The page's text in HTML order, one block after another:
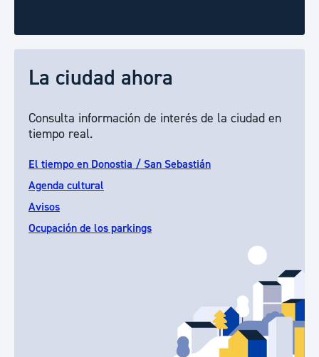
La ciudad ahora
Consulta información de interés de la ciudad en
tiempo real.
El tiempo en Donostia / San Sebastián
Agenda cultural
Avisos
Ocupación de los parkings